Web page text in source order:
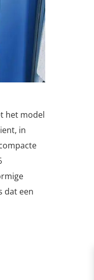
het model
in
dat een